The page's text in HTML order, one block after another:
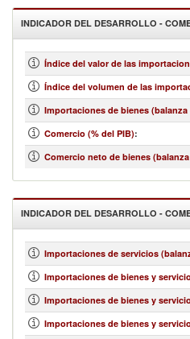
INDICADOR DEL DESARROLLO -
Índice del valor de las
Índice del volumen de las
Importaciones de bienes
Comercio (% del PIB):
Comercio neto de bienes
INDICADOR DEL DESARROLLO -
Importaciones de servicios
Importaciones de bienes y
Importaciones de bienes y
Importaciones de bienes y